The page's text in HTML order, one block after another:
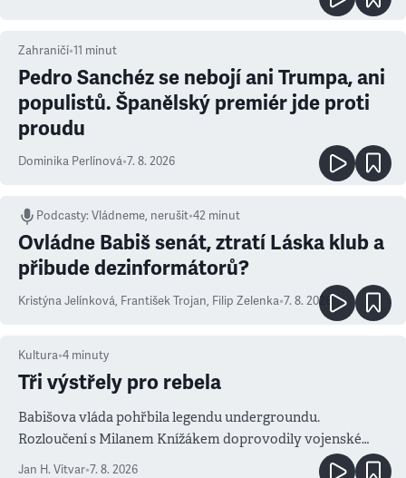
Zahraničí•11 minut
Pedro Sanchéz se nebojí ani Trumpa, ani
populistů. Španělský premiér jde proti
proudu
Dominika Perlínová•7. 8. 2026
Podcasty:Vládneme, nerušit•42 minut
Ovládne Babiš senát, ztratí Láska klub a
přibude dezinformátorů?
Kristýna Jelínková, František Trojan, Filip Zelenka•7. 8. 2026
Kultura•4 minuty
Tři výstřely pro rebela
Babišova vláda pohřbila legendu undergroundu.
Rozloučení s Milanem Knížákem doprovodily vojenské
salvy i kritika pokrokářů
Jan H. Vitvar•7. 8. 2026